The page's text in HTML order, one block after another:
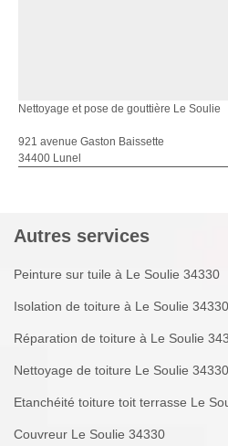
Nettoyage et pose de gouttière Le Soulie
921 avenue Gaston Baissette
34400 Lunel
Autres services
Peinture sur tuile à Le Soulie 34330
Isolation de toiture à Le Soulie 34330
Réparation de toiture à Le Soulie
Nettoyage de toiture Le Soulie 34330
Etanchéité toiture toit terrasse Le
Couvreur Le Soulie 34330